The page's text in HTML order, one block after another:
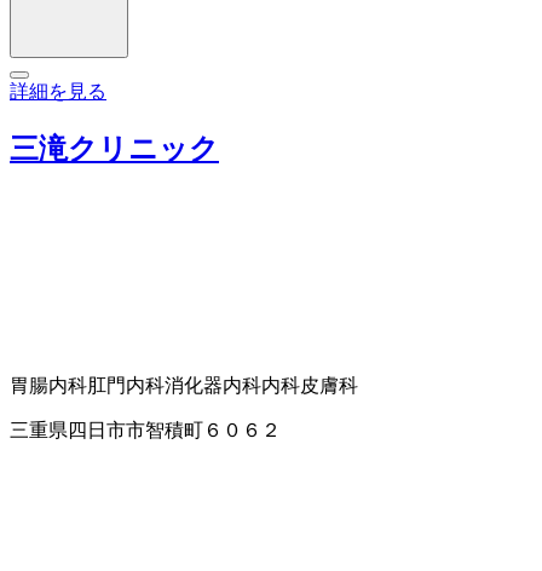
詳細を見る
三滝クリニック
胃腸内科肛門内科消化器内科内科皮膚科
三重県四日市市智積町６０６２